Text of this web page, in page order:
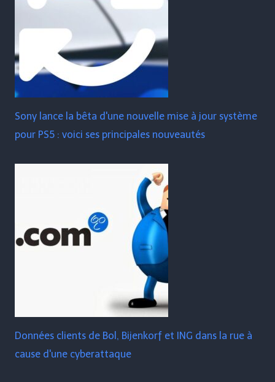
Sony lance la bêta d'une nouvelle mise à jour système
pour PS5 : voici ses principales nouveautés
Données clients de Bol, Bijenkorf et ING dans la rue à
cause d'une cyberattaque